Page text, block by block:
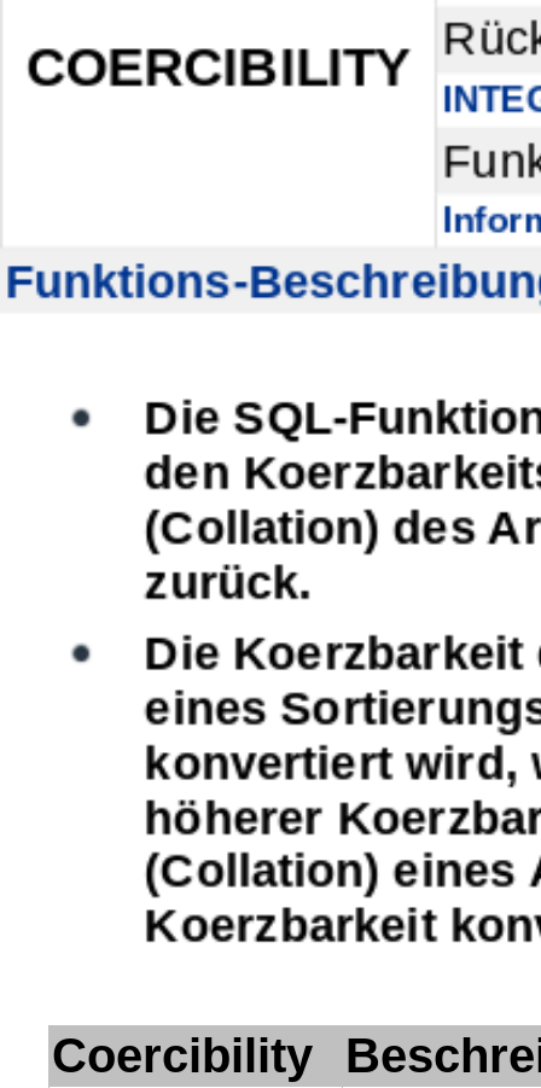
COERCIBILITY
Funktions-
Die SQL-
den
(Collation) des
zurück.
Die
eines
konvertiert wird,
höherer
(Collation) eines
Koerzbarkeit
Coercibility